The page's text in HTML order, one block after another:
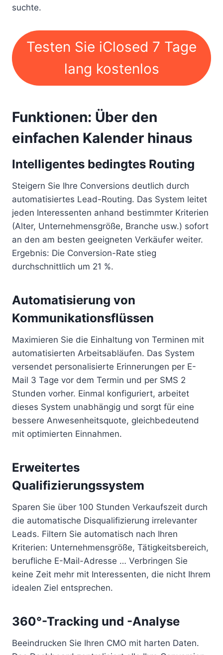
suchte.
Testen Sie iClosed 7 Tage
lang kostenlos
Funktionen: Über den
einfachen Kalender hinaus
Intelligentes bedingtes Routing
Steigern Sie Ihre Conversions deutlich durch
automatisiertes Lead-Routing. Das System leitet
jeden Interessenten anhand bestimmter Kriterien
(Alter, Unternehmensgröße, Branche usw.) sofort
an den am besten geeigneten Verkäufer weiter.
Ergebnis: Die Conversion-Rate stieg
durchschnittlich um 21 %.
Automatisierung von
Kommunikationsflüssen
Maximieren Sie die Einhaltung von Terminen mit
automatisierten Arbeitsabläufen. Das System
versendet personalisierte Erinnerungen per E-
Mail 3 Tage vor dem Termin und per SMS 2
Stunden vorher. Einmal konfiguriert, arbeitet
dieses System unabhängig und sorgt für eine
bessere Anwesenheitsquote, gleichbedeutend
mit optimierten Einnahmen.
Erweitertes
Qualifizierungssystem
Sparen Sie über 100 Stunden Verkaufszeit durch
die automatische Disqualifizierung irrelevanter
Leads. Filtern Sie automatisch nach Ihren
Kriterien: Unternehmensgröße, Tätigkeitsbereich,
berufliche E-Mail-Adresse … Verbringen Sie
keine Zeit mehr mit Interessenten, die nicht Ihrem
idealen Ziel entsprechen.
360°-Tracking und -Analyse
Beeindrucken Sie Ihren CMO mit harten Daten.